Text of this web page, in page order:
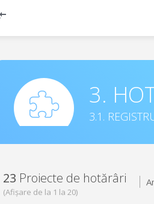
3.
3.1.
23 Proiecte de hotărâri
(Afișare de la 1 la 20)